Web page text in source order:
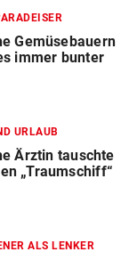
Gemüsebauern
immer bunter
URLAUB
Ärztin tauschte
„Traumschiff“
ALS LENKER